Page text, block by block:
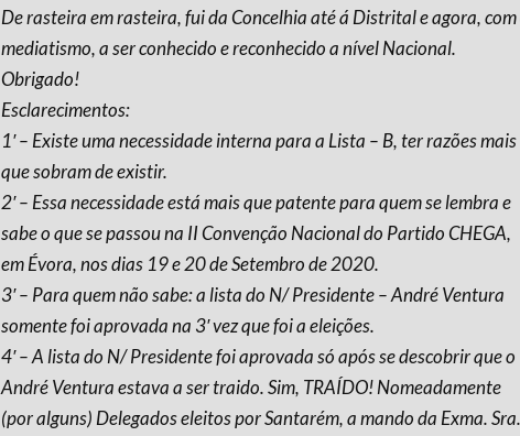
De rasteira em rasteira, fui da Concelhia até á Distrital e agora, com
mediatismo, a ser conhecido e reconhecido a nível Nacional.
Obrigado!
Esclarecimentos:
1′ – Existe uma necessidade interna para a Lista – B, ter razões mais
que sobram de existir.
2′ – Essa necessidade está mais que patente para quem se lembra e
sabe o que se passou na II Convenção Nacional do Partido CHEGA,
em Évora, nos dias 19 e 20 de Setembro de 2020.
3′ – Para quem não sabe: a lista do N/ Presidente – André Ventura
somente foi aprovada na 3′ vez que foi a eleições.
4′ – A lista do N/ Presidente foi aprovada só após se descobrir que o
André Ventura estava a ser traido. Sim, TRAÍDO! Nomeadamente
(por alguns) Delegados eleitos por Santarém, a mando da Exma. Sra.